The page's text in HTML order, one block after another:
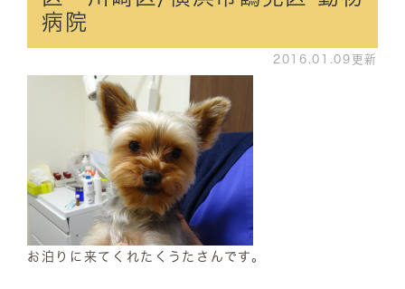
病院
2016.01.09更新
お泊りに来てくれたくうたさんです。